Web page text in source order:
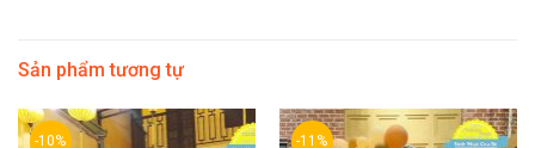
Sản phẩm tương tự
-10% -11%